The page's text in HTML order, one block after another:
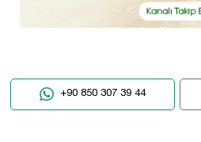
+90 850 307 39 44